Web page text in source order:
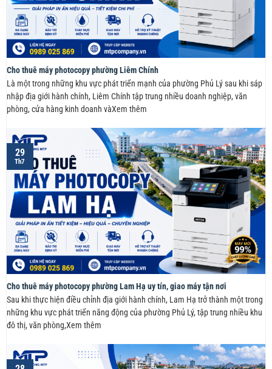
Cho thuê máy photocopy phường Liêm Chính
Là một trong những khu vực phát triển mạnh của phường Phủ Lý sau khi sáp
nhập địa giới hành chính, Liêm Chính tập trung nhiều doanh nghiệp, văn
phòng, cửa hàng kinh doanh vàXem thêm
Cho thuê máy photocopy phường Lam Hạ uy tín, giao máy tận nơi
Sau khi thực hiện điều chỉnh địa giới hành chính, Lam Hạ trở thành một trong
những khu vực phát triển năng động của phường Phủ Lý, tập trung nhiều khu
đô thị, văn phòng,Xem thêm
29
Th7